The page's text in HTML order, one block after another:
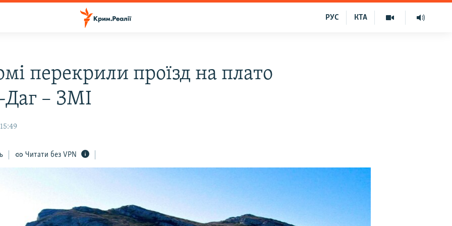
КТА
РУС
перекрили проїзд на плато
Даг – ЗМІ
Читати без VPN